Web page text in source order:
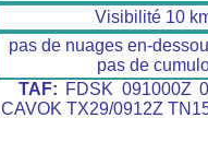
Visibilité 10
pas de nuages en-
pas de
TAF: FDSK 091000Z
CAVOK TX29/0912Z